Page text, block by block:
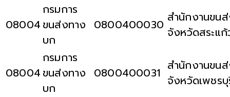
08004
กรมการ
ขนส่งทาง
บก
0800400030 สำนักงานขน
จังหวัดสระแก้
08004
กรมการ
ขนส่งทาง
บก
0800400031 สำนักงานขน
จังหวัดเพชร